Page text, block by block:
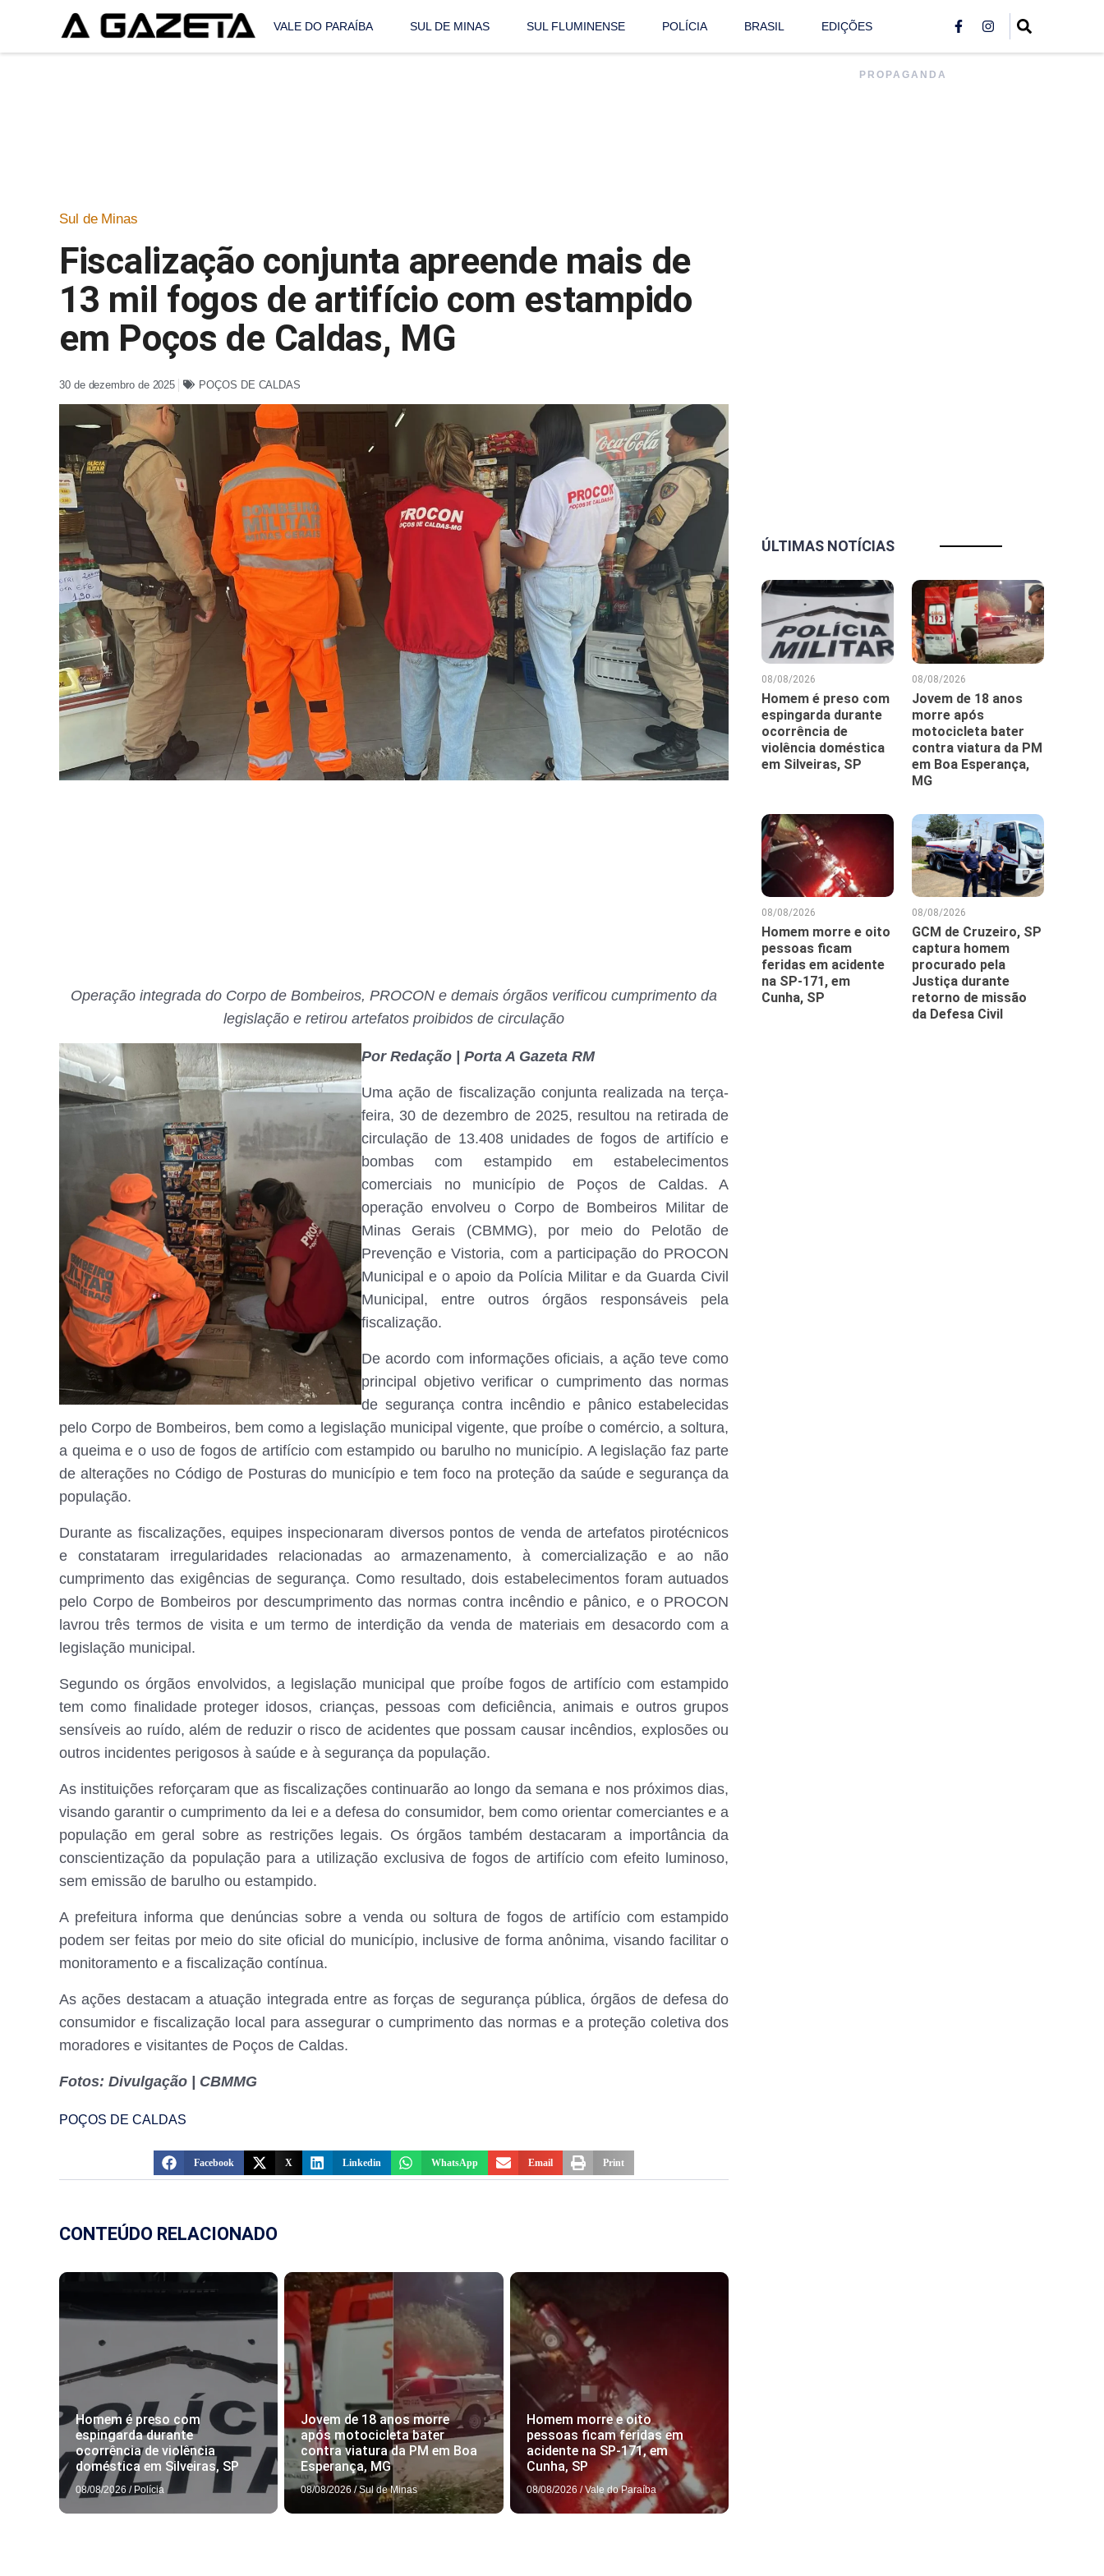
VALE DO PARAÍBA SUL DE MINAS SUL FLUMINENSE POLÍCIA BRASIL EDIÇÕES
Sul de Minas
Fiscalização conjunta apreende mais de
13 mil fogos de artifício com estampido
em Poços de Caldas, MG
30 de dezembro de 2025 POÇOS DE CALDAS
Operação integrada do Corpo de Bombeiros, PROCON e demais órgãos verificou cumprimento da
legislação e retirou artefatos proibidos de circulação
Por Redação | Porta A Gazeta RM
Uma ação de fiscalização conjunta realizada na terça-
feira, 30 de dezembro de 2025, resultou na retirada de
circulação de 13.408 unidades de fogos de artifício e
bombas com estampido em estabelecimentos
comerciais no município de Poços de Caldas. A
operação envolveu o Corpo de Bombeiros Militar de
Minas Gerais (CBMMG), por meio do Pelotão de
Prevenção e Vistoria, com a participação do PROCON
Municipal e o apoio da Polícia Militar e da Guarda Civil
Municipal, entre outros órgãos responsáveis pela
fiscalização.
De acordo com informações oficiais, a ação teve como
principal objetivo verificar o cumprimento das normas
de segurança contra incêndio e pânico estabelecidas
pelo Corpo de Bombeiros, bem como a legislação municipal vigente, que proíbe o comércio, a soltura,
a queima e o uso de fogos de artifício com estampido ou barulho no município. A legislação faz parte
de alterações no Código de Posturas do município e tem foco na proteção da saúde e segurança da
população.
Durante as fiscalizações, equipes inspecionaram diversos pontos de venda de artefatos pirotécnicos
e constataram irregularidades relacionadas ao armazenamento, à comercialização e ao não
cumprimento das exigências de segurança. Como resultado, dois estabelecimentos foram autuados
pelo Corpo de Bombeiros por descumprimento das normas contra incêndio e pânico, e o PROCON
lavrou três termos de visita e um termo de interdição da venda de materiais em desacordo com a
legislação municipal.
Segundo os órgãos envolvidos, a legislação municipal que proíbe fogos de artifício com estampido
tem como finalidade proteger idosos, crianças, pessoas com deficiência, animais e outros grupos
sensíveis ao ruído, além de reduzir o risco de acidentes que possam causar incêndios, explosões ou
outros incidentes perigosos à saúde e à segurança da população.
As instituições reforçaram que as fiscalizações continuarão ao longo da semana e nos próximos dias,
visando garantir o cumprimento da lei e a defesa do consumidor, bem como orientar comerciantes e a
população em geral sobre as restrições legais. Os órgãos também destacaram a importância da
conscientização da população para a utilização exclusiva de fogos de artifício com efeito luminoso,
sem emissão de barulho ou estampido.
A prefeitura informa que denúncias sobre a venda ou soltura de fogos de artifício com estampido
podem ser feitas por meio do site oficial do município, inclusive de forma anônima, visando facilitar o
monitoramento e a fiscalização contínua.
As ações destacam a atuação integrada entre as forças de segurança pública, órgãos de defesa do
consumidor e fiscalização local para assegurar o cumprimento das normas e a proteção coletiva dos
moradores e visitantes de Poços de Caldas.
Fotos: Divulgação | CBMMG
POÇOS DE CALDAS
Facebook X Linkedin WhatsApp Email Print
CONTEÚDO RELACIONADO
Homem é preso com
espingarda durante
ocorrência de violência
doméstica em Silveiras, SP
08/08/2026 / Polícia
Jovem de 18 anos morre
após motocicleta bater
contra viatura da PM em Boa
Esperança, MG
08/08/2026 / Sul de Minas
Homem morre e oito
pessoas ficam feridas em
acidente na SP-171, em
Cunha, SP
08/08/2026 / Vale do Paraíba
PROPAGANDA
ÚLTIMAS NOTÍCIAS
08/08/2026
Homem é preso com
espingarda durante
ocorrência de
violência doméstica
em Silveiras, SP
08/08/2026
Jovem de 18 anos
morre após
motocicleta bater
contra viatura da PM
em Boa Esperança,
MG
08/08/2026
Homem morre e oito
pessoas ficam
feridas em acidente
na SP-171, em
Cunha, SP
08/08/2026
GCM de Cruzeiro, SP
captura homem
procurado pela
Justiça durante
retorno de missão
da Defesa Civil